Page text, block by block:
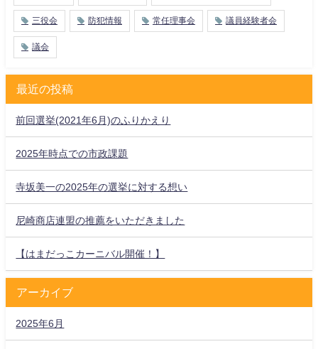
三役会 防犯情報 常任理事会 議員経験者会
議会
最近の投稿
前回選挙(2021年6月)のふりかえり
2025年時点での市政課題
寺坂美一の2025年の選挙に対する想い
尼崎商店連盟の推薦をいただきました
【はまだっこカーニバル開催！】
アーカイブ
2025年6月